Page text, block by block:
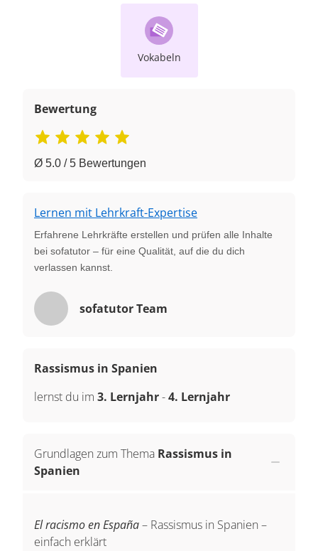
Vokabeln
Bewertung
Ø 5.0 / 5 Bewertungen
Lernen mit Lehrkraft-Expertise
Erfahrene Lehrkräfte erstellen und prüfen alle Inhalte
bei sofatutor – für eine Qualität, auf die du dich
verlassen kannst.
sofatutor Team
Rassismus in Spanien
lernst du im 3. Lernjahr-4. Lernjahr
Grundlagen zum Thema Rassismus in
Spanien
El racismo en España– Rassismus in Spanien –
einfach erklärt